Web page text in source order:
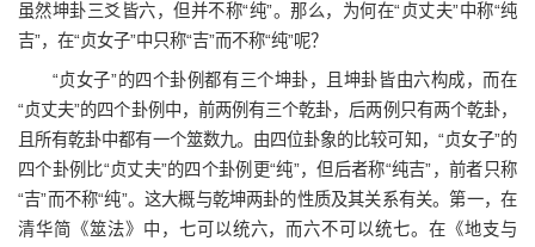
虽然坤卦三爻皆六，但并不称“纯”。那么，为何在“贞丈夫”中称“纯
吉”，在“贞女子”中只称“吉”而不称“纯”呢？
“贞女子”的四个卦例都有三个坤卦，且坤卦皆由六构成，而在
“贞丈夫”的四个卦例中，前两例有三个乾卦，后两例只有两个乾卦，
且所有乾卦中都有一个筮数九。由四位卦象的比较可知，“贞女子”的
四个卦例比“贞丈夫”的四个卦例更“纯”，但后者称“纯吉”，前者只称
“吉”而不称“纯”。这大概与乾坤两卦的性质及其关系有关。第一，在
清华简《筮法》中，七可以统六，而六不可以统七。在《地支与